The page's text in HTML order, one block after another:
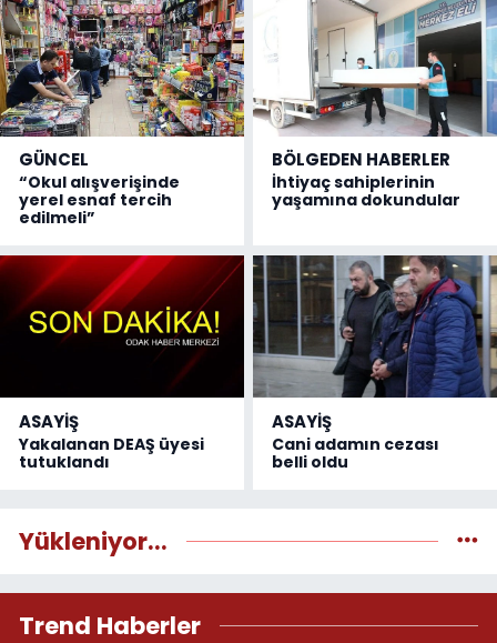
GÜNCEL
“Okul alışverişinde
yerel esnaf tercih
edilmeli”
BÖLGEDEN HABERLER
İhtiyaç sahiplerinin
yaşamına dokundular
ASAYİŞ
Yakalanan DEAŞ üyesi
tutuklandı
ASAYİŞ
Cani adamın cezası
belli oldu
Yükleniyor...
Trend Haberler